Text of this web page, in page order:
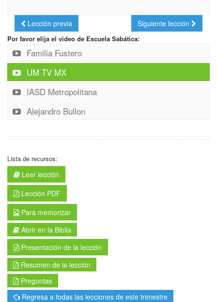
Lección previa Siguiente lección
Por favor elija el video de Escuela Sabática:
Familia Fustero
UM TV MX
IASD Metropolitana
Alejandro Bullon
Lista de recursos:
Leer lección
Lección PDF
Para memorizar
Abrir en la Biblia
Presentación de la lección
Resumen de la lección
Preguntas
Regresa a todas las lecciones de este trimestre